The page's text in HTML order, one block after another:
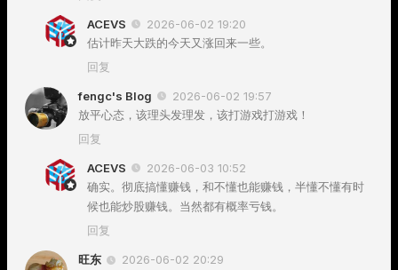
ACEVS
2026-06-02 19:20
估计昨天大跌的今天又涨回来一些。
回复
fengc's Blog
2026-06-02 19:57
放平心态，该理头发理发，该打游戏打游戏！
回复
ACEVS
2026-06-03 10:52
确实。彻底搞懂赚钱，和不懂也能赚钱，半懂不懂有时
候也能炒股赚钱。当然都有概率亏钱。
回复
旺东
2026-06-02 20:29